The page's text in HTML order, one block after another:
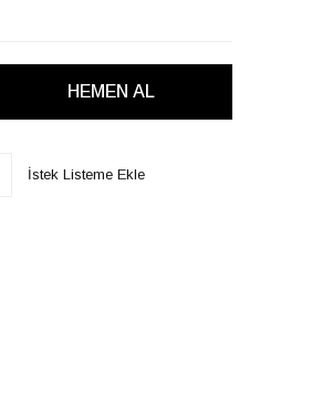
İstek Listeme Ekle